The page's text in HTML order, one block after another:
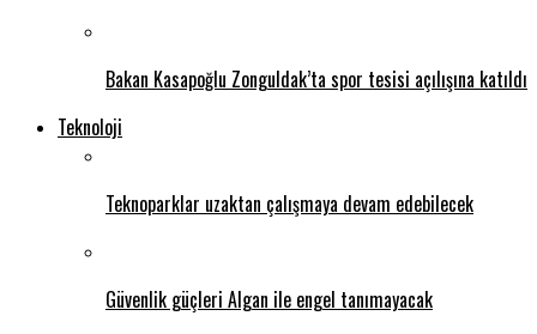
Bakan Kasapoğlu Zonguldak’ta spor tesisi açılışına katıldı
Teknoloji
Teknoparklar uzaktan çalışmaya devam edebilecek
Güvenlik güçleri Algan ile engel tanımayacak